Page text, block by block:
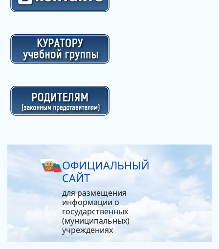
ОФИЦИАЛЬНЫЙ
САЙТ
для размещения
информации о
государственных
(муниципальных)
учреждениях